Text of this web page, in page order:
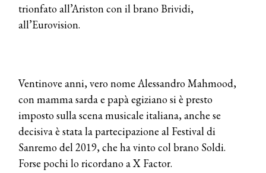
trionfato all’Ariston con il brano Brividi,
all’Eurovision.
Ventinove anni, vero nome Alessandro Mahmood,
con mamma sarda e papà egiziano si è presto
imposto sulla scena musicale italiana, anche se
decisiva è stata la partecipazione al Festival di
Sanremo del 2019, che ha vinto col brano Soldi.
Forse pochi lo ricordano a X Factor.